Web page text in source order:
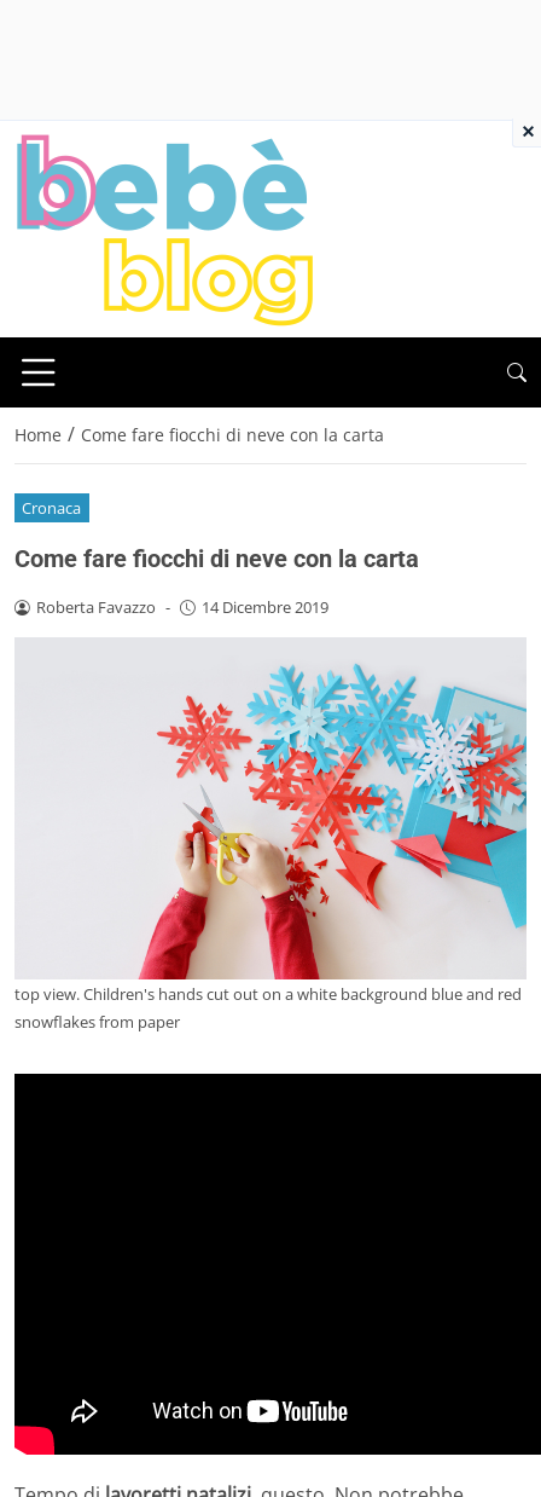
Home / Come fare fiocchi di neve con la carta
Cronaca
Come fare fiocchi di neve con la carta
Roberta Favazzo - 14 Dicembre 2019
top view. Children's hands cut out on a white background blue and red
snowflakes from paper
×